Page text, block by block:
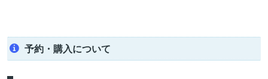
予約・購入について